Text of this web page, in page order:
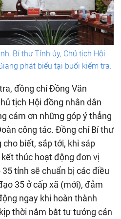
Bí thư Tỉnh ủy, Chủ tịch Hội
phát biểu tại buổi kiểm tra.
đồng chí Đồng Văn
tịch Hội đồng nhân dân
cảm ơn những góp ý thẳng
công tác. Đồng chí Bí thư
cho biết, sắp tới, khi sáp
thúc hoạt động đơn vị
tỉnh sẽ chuẩn bị các điều
35 ở cấp xã (mới), đảm
ngay khi hoàn thành
thời nắm bắt tư tưởng cán